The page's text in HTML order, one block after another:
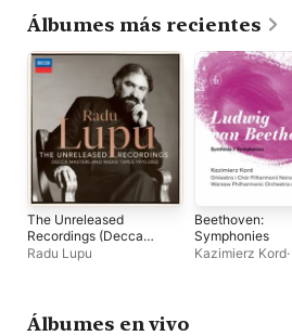
Álbumes más recientes
The Unreleased
Recordings (Decca
Masters and Radio
Radu Lupu
Beethoven:
Symphonies
Kazimierz Kord·
Álbumes en vivo